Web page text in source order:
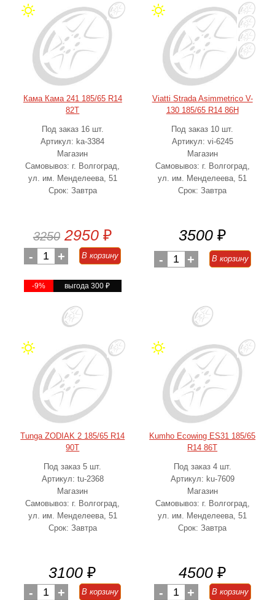
Кама Кама 241 185/65 R14
82T
Под заказ 16 шт.
Артикул: ka-3384
Магазин
Самовывоз: г. Волгоград,
ул. им. Менделеева, 51
Срок: Завтра
3250 2950 ₽
- 1 + В корзину
-9% выгода 300₽
Viatti Strada Asimmetriсo V-
130 185/65 R14 86H
Под заказ 10 шт.
Артикул: vi-6245
Магазин
Самовывоз: г. Волгоград,
ул. им. Менделеева, 51
Срок: Завтра
3500 ₽
- 1 + В корзину
Tunga ZODIAK 2 185/65 R14
90T
Под заказ 5 шт.
Артикул: tu-2368
Магазин
Самовывоз: г. Волгоград,
ул. им. Менделеева, 51
Срок: Завтра
3100 ₽
- 1 + В корзину
Kumho Ecowing ES31 185/65
R14 86T
Под заказ 4 шт.
Артикул: ku-7609
Магазин
Самовывоз: г. Волгоград,
ул. им. Менделеева, 51
Срок: Завтра
4500 ₽
- 1 + В корзину